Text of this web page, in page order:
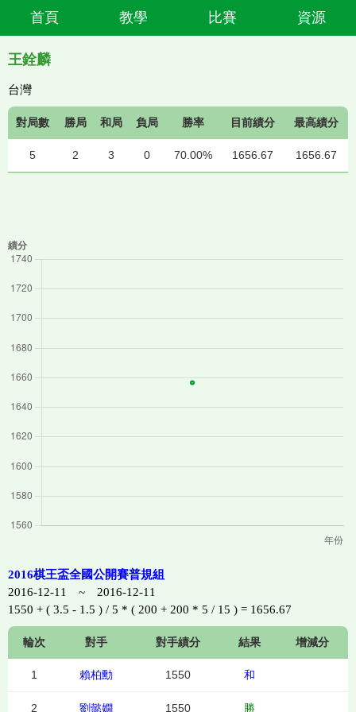
首頁 教學 比賽 資源
王銓麟
台灣
對局數 勝局 和局 負局 勝率 目前績分 最高績分
5 2 3 0 70.00% 1656.67 1656.67
2016棋王盃全國公開賽普規組
2016-12-11 ~ 2016-12-11
1550 + ( 3.5 - 1.5 ) / 5 * ( 200 + 200 * 5 / 15 ) = 1656.67
輪次 對手 對手績分 結果 增減分
1 賴柏勳 1550 和
2 劉懿嫺 1550 勝